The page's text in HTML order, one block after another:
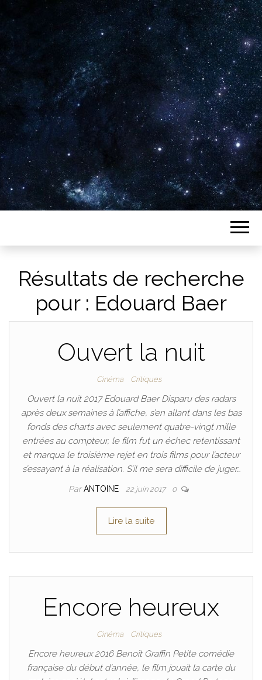
Plus de 2800 critiques de films
Résultats de recherche
pour : Edouard Baer
Ouvert la nuit
Cinéma Critiques
Ouvert la nuit 2017 Edouard Baer Disparu des radars
après deux semaines à l’affiche, s’en allant dans les bas
fonds des charts avec seulement quatre-vingt mille
entrées au compteur, le film fut un échec retentissant
et marqua le troisième rejet en trois films pour l’acteur
s’essayant à la réalisation. S’il me sera difficile de juger…
ParANTOINE 22 juin 2017 0
Lire la suite
Encore heureux
Cinéma Critiques
Encore heureux 2016 Benoît Graffin Petite comédie
française du début d’année, le film jouait la carte du